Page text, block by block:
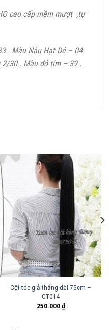
cao cấp mềm mượt ,tự
. Màu Nâu Hạt Dẻ – 04.
2/30 . Màu đỏ tím – 39 .
Cột tóc giả thẳng dài 75cm –
CT014
250.000₫